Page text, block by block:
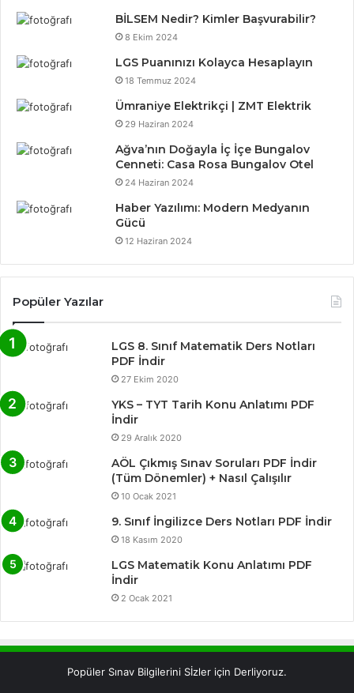
BİLSEM Nedir? Kimler Başvurabilir?
8 Ekim 2024
LGS Puanınızı Kolayca Hesaplayın
18 Temmuz 2024
Ümraniye Elektrikçi | ZMT Elektrik
29 Haziran 2024
Ağva’nın Doğayla İç İçe Bungalov
Cenneti: Casa Rosa Bungalov Otel
24 Haziran 2024
Haber Yazılımı: Modern Medyanın
Gücü
12 Haziran 2024
Popüler Yazılar
LGS 8. Sınıf Matematik Ders Notları
PDF İndir
27 Ekim 2020
YKS – TYT Tarih Konu Anlatımı PDF
İndir
29 Aralık 2020
AÖL Çıkmış Sınav Soruları PDF İndir
(Tüm Dönemler) + Nasıl Çalışılır
10 Ocak 2021
9. Sınıf İngilizce Ders Notları PDF İndir
18 Kasım 2020
LGS Matematik Konu Anlatımı PDF
İndir
2 Ocak 2021
Popüler Sınav Bilgilerini Sİzler için Derliyoruz.